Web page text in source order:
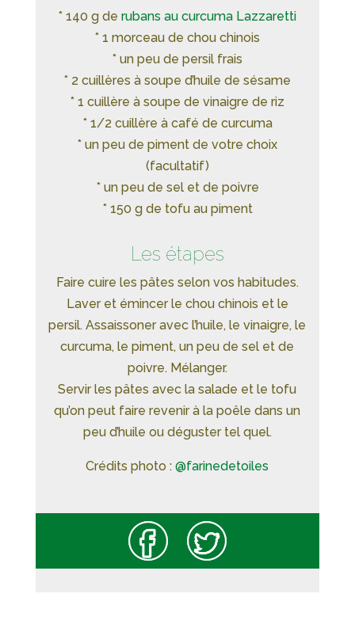
* 140 g derubans au curcuma Lazzaretti
* 1 morceau de chou chinois
* un peu de persil frais
* 2 cuillères à soupe d’huile de sésame
* 1 cuillère à soupe de vinaigre de riz
* 1/2 cuillère à café de curcuma
* un peu de piment de votre choix
(facultatif)
* un peu de sel et de poivre
* 150 g de tofu au piment
Les étapes
Faire cuire les pâtes selon vos habitudes.
Laver et émincer le chou chinois et le
persil. Assaissoner avec l’huile, le vinaigre, le
curcuma, le piment, un peu de sel et de
poivre. Mélanger.
Servir les pâtes avec la salade et le tofu
qu’on peut faire revenir à la poêle dans un
peu d’huile ou déguster tel quel.
Crédits photo :@farinedetoiles